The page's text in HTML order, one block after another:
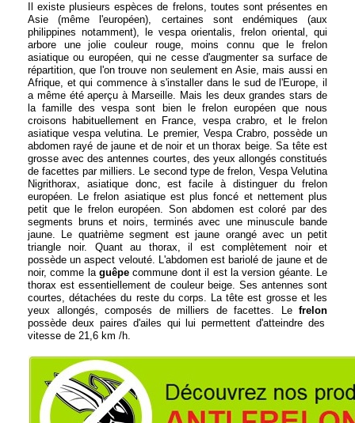
Il existe plusieurs espèces de frelons, toutes sont présentes en
Asie (même l'européen), certaines sont endémiques (aux
philippines notamment), le vespa orientalis, frelon oriental, qui
arbore une jolie couleur rouge, moins connu que le frelon
asiatique ou européen, qui ne cesse d'augmenter sa surface de
répartition, que l'on trouve non seulement en Asie, mais aussi en
Afrique, et qui commence à s'installer dans le sud de l'Europe, il
a même été aperçu à Marseille. Mais les deux grandes stars de
la famille des vespa sont bien le frelon européen que nous
croisons habituellement en France, vespa crabro, et le frelon
asiatique vespa velutina. Le premier, Vespa Crabro, possède un
abdomen rayé de jaune et de noir et un thorax beige. Sa tête est
grosse avec des antennes courtes, des yeux allongés constitués
de facettes par milliers. Le second type de frelon, Vespa Velutina
Nigrithorax, asiatique donc, est facile à distinguer du frelon
européen. Le frelon asiatique est plus foncé et nettement plus
petit que le frelon européen. Son abdomen est coloré par des
segments bruns et noirs, terminés avec une minuscule bande
jaune. Le quatrième segment est jaune orangé avec un petit
triangle noir. Quant au thorax, il est complètement noir et
possède un aspect velouté. L'abdomen est bariolé de jaune et de
noir, comme laguêpe commune dont il est la version géante. Le
thorax est essentiellement de couleur beige. Ses antennes sont
courtes, détachées du reste du corps. La tête est grosse et les
yeux allongés, composés de milliers de facettes. Le frelon
possède deux paires d'ailes qui lui permettent d'atteindre des
vitesse de 21,6 km /h.